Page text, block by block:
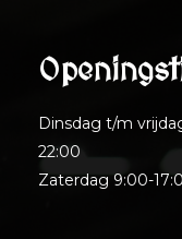
Dinsdag t/m
22:00
Zaterdag 9:00-